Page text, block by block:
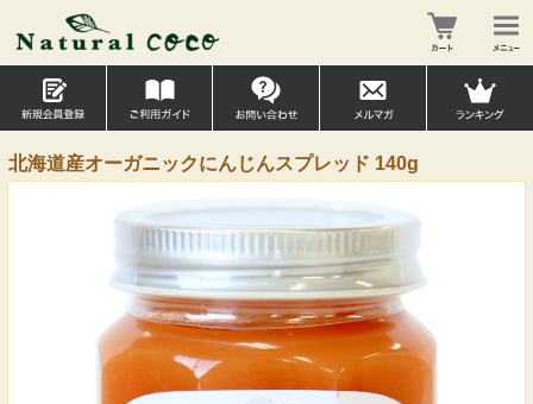
北海道産オーガニックにんじんスプレッド 140g